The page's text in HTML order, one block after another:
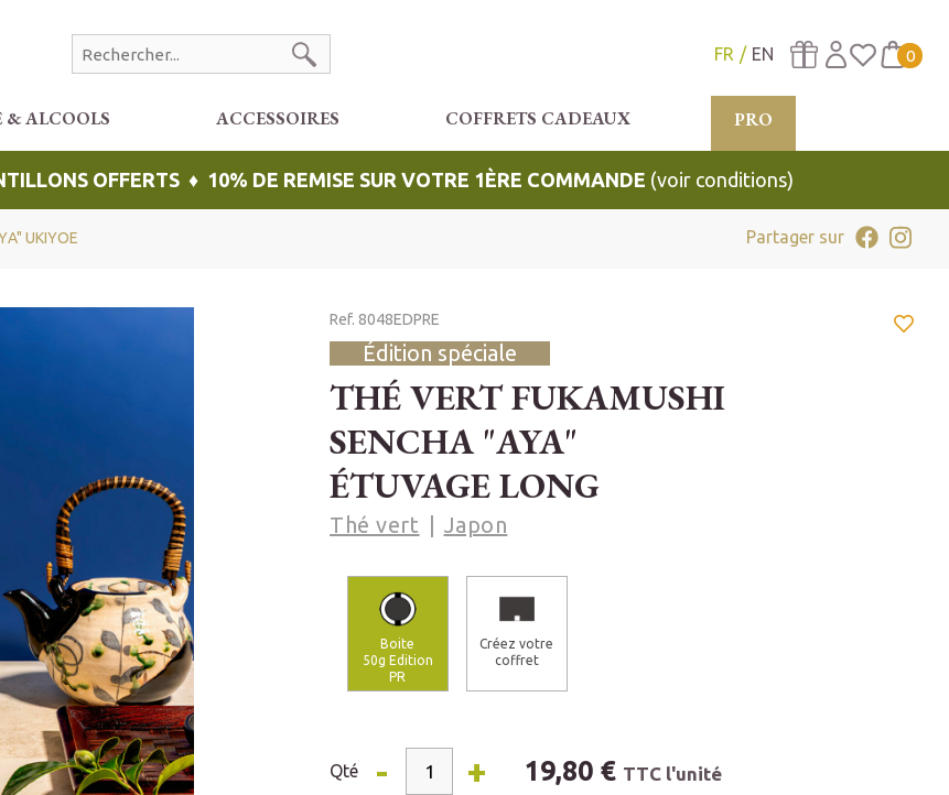
FR EN 0
& ALCOOLS ACCESSOIRES COFFRETS CADEAUX PRO
OFFERTS ♦ 10% DE REMISE SUR VOTRE 1ÈRE COMMANDE (voir conditions)
UKIYOE Partager sur
Édition spéciale
Ref. 8048EDPRE
THÉ VERT FUKAMUSHI
SENCHA "AYA"
ÉTUVAGE LONG
Thé vert Japon
Boite
50g Edition
PR
Créez votre
coffret
Qté - + 19,80 € TTC l'unité